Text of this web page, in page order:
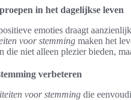
in het dagelijkse leven
emoties draagt
voor stemming maken het
die niet alleen plezier bieden,
verbeteren
voor stemming die